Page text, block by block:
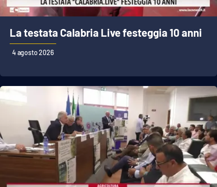
La testata Calabria Live festeggia 10 anni
4 agosto 2026